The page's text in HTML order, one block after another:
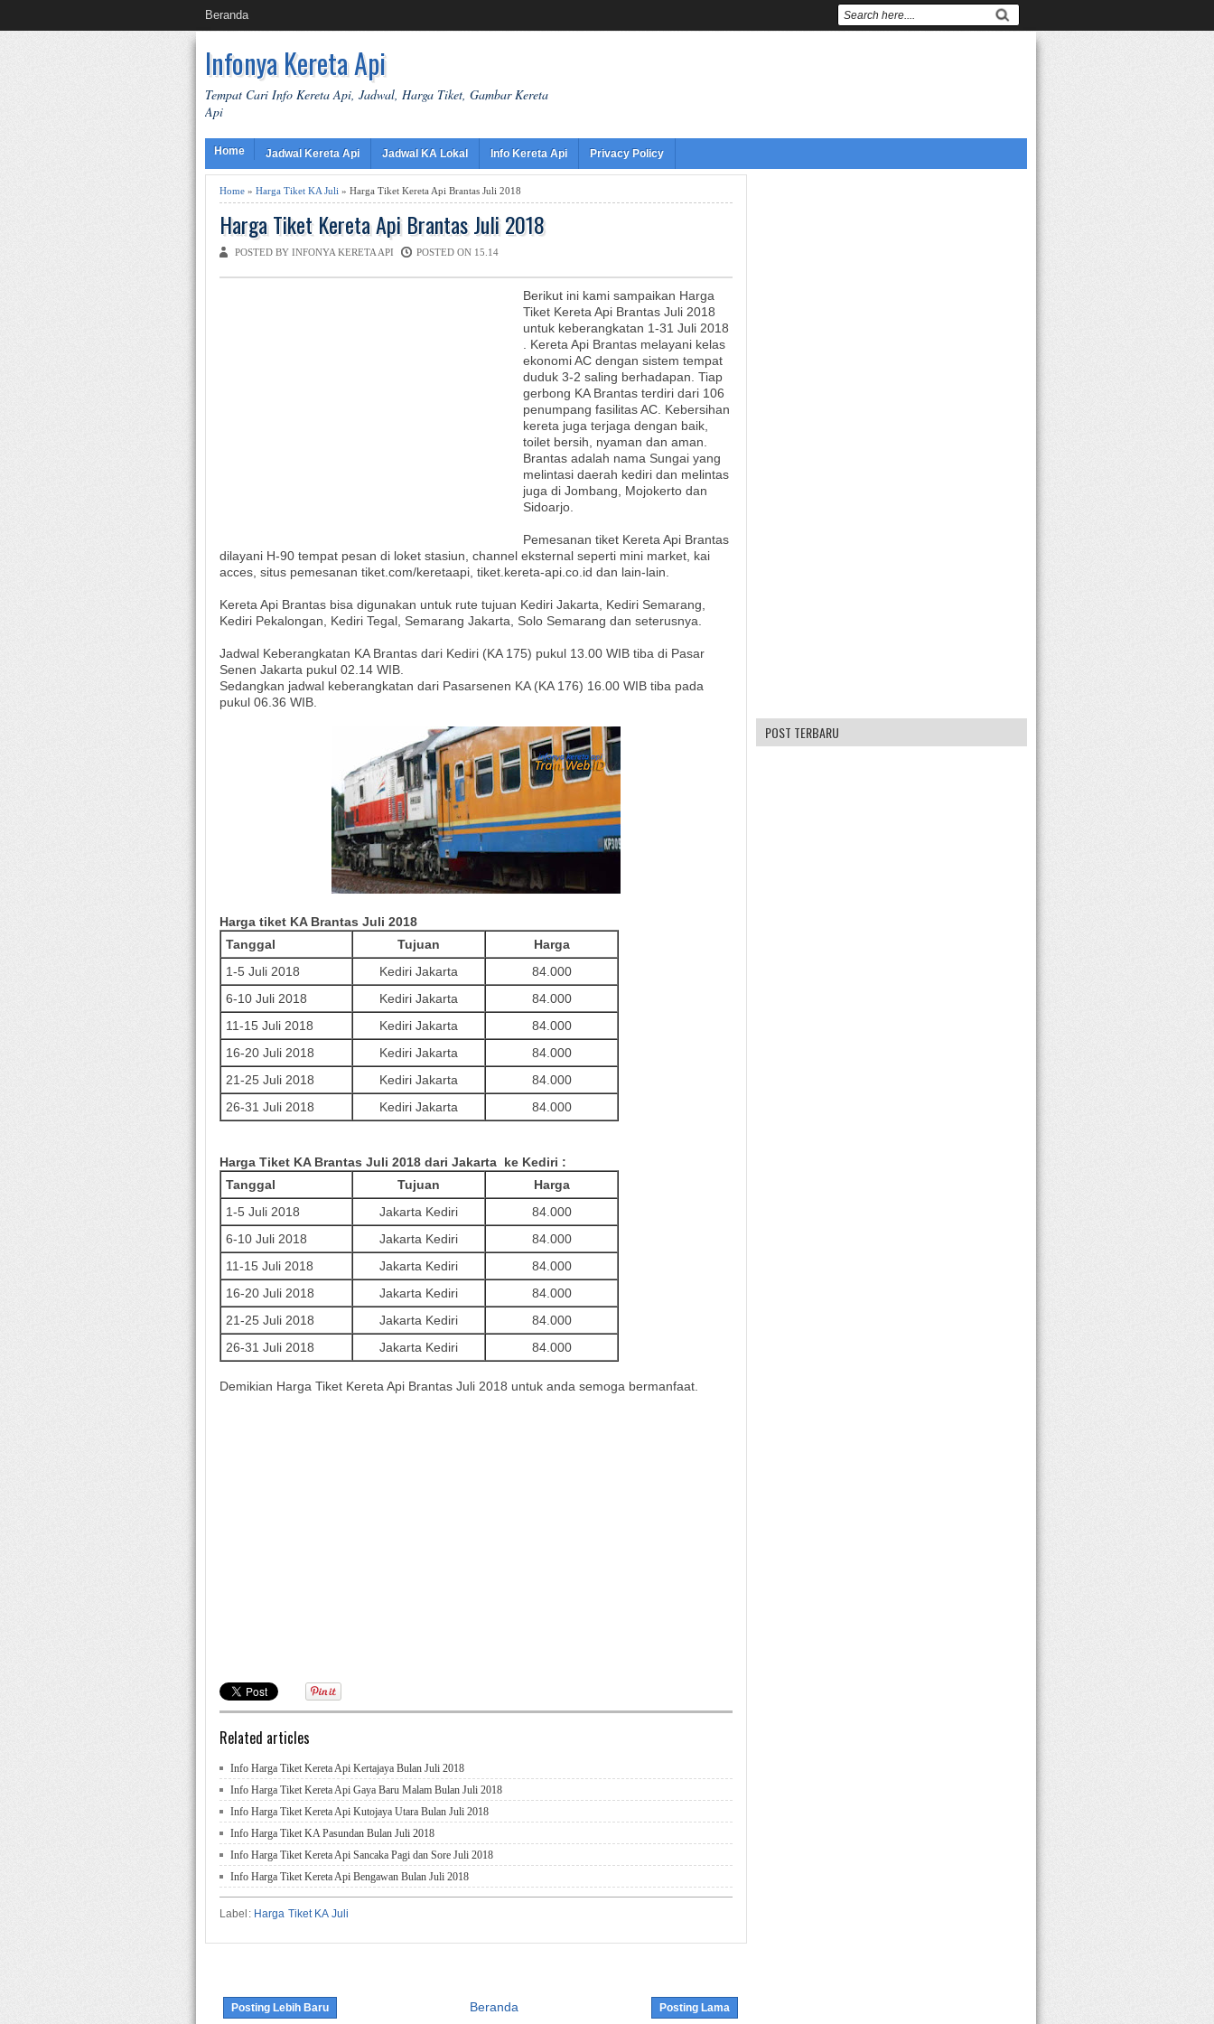
Beranda
Infonya Kereta Api
Tempat Cari Info Kereta Api, Jadwal, Harga Tiket, Gambar Kereta
Api
Home Jadwal Kereta Api Jadwal KA Lokal Info Kereta Api Privacy Policy
Home » Harga Tiket KA Juli » Harga Tiket Kereta Api Brantas Juli 2018
Harga Tiket Kereta Api Brantas Juli 2018
POSTED BY INFONYA KERETA API POSTED ON 15.14
Berikut ini kami sampaikan Harga
Tiket Kereta Api Brantas Juli 2018
untuk keberangkatan 1-31 Juli 2018
. Kereta Api Brantas melayani kelas
ekonomi AC dengan sistem tempat
duduk 3-2 saling berhadapan. Tiap
gerbong KA Brantas terdiri dari 106
penumpang fasilitas AC. Kebersihan
kereta juga terjaga dengan baik,
toilet bersih, nyaman dan aman.
Brantas adalah nama Sungai yang
melintasi daerah kediri dan melintas
juga di Jombang, Mojokerto dan
Sidoarjo.
Pemesanan tiket Kereta Api Brantas
dilayani H-90 tempat pesan di loket stasiun, channel eksternal seperti mini market, kai
acces, situs pemesanan tiket.com/keretaapi, tiket.kereta-api.co.id dan lain-lain.
Kereta Api Brantas bisa digunakan untuk rute tujuan Kediri Jakarta, Kediri Semarang,
Kediri Pekalongan, Kediri Tegal, Semarang Jakarta, Solo Semarang dan seterusnya.
Jadwal Keberangkatan KA Brantas dari Kediri (KA 175) pukul 13.00 WIB tiba di Pasar
Senen Jakarta pukul 02.14 WIB.
Sedangkan jadwal keberangkatan dari Pasarsenen KA (KA 176) 16.00 WIB tiba pada
pukul 06.36 WIB.
Harga tiket KA Brantas Juli 2018
Tanggal
Tujuan
Harga
1-5 Juli 2018
Kediri Jakarta
84.000
6-10 Juli 2018
Kediri Jakarta
84.000
11-15 Juli 2018
Kediri Jakarta
84.000
16-20 Juli 2018
Kediri Jakarta
84.000
21-25 Juli 2018
Kediri Jakarta
84.000
26-31 Juli 2018
Kediri Jakarta 84.000
Harga Tiket KA Brantas Juli 2018 dari Jakarta ke Kediri :
Tanggal
Tujuan
Harga
1-5 Juli 2018
Jakarta Kediri
84.000
6-10 Juli 2018
Jakarta Kediri
84.000
11-15 Juli 2018
Jakarta Kediri
84.000
16-20 Juli 2018
Jakarta Kediri
84.000
21-25 Juli 2018
Jakarta Kediri
84.000
26-31 Juli 2018
Jakarta Kediri 84.000
Demikian Harga Tiket Kereta Api Brantas Juli 2018 untuk anda semoga bermanfaat.
Related articles
Info Harga Tiket Kereta Api Kertajaya Bulan Juli 2018
Info Harga Tiket Kereta Api Gaya Baru Malam Bulan Juli 2018
Info Harga Tiket Kereta Api Kutojaya Utara Bulan Juli 2018
Info Harga Tiket KA Pasundan Bulan Juli 2018
Info Harga Tiket Kereta Api Sancaka Pagi dan Sore Juli 2018
Info Harga Tiket Kereta Api Bengawan Bulan Juli 2018
Label: Harga Tiket KA Juli
Posting Lebih Baru Posting Lama
Beranda
POST TERBARU